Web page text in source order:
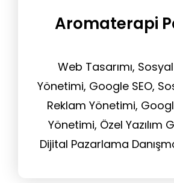
Aromaterapi
Web Tasarımı,
Yönetimi, Google SEO,
Reklam Yönetimi,
Yönetimi, Özel Yazılım
Dijital Pazarlama